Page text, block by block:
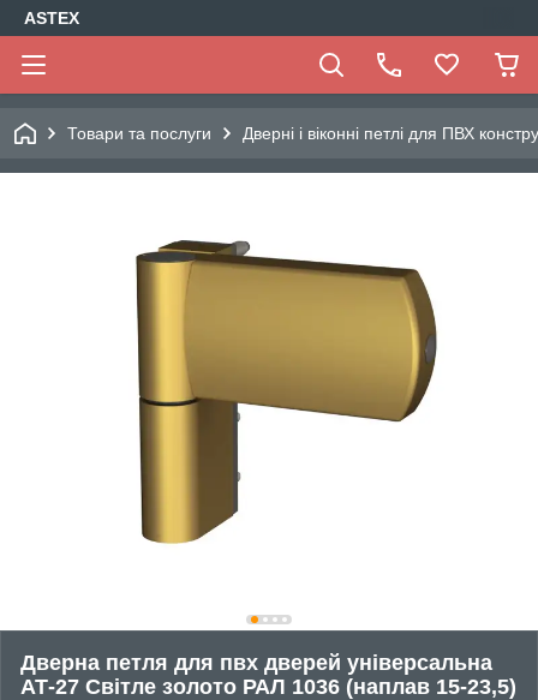
ASTEX
Товари та послуги Дверні і віконні петлі для ПВХ
Дверна петля для пвх дверей універсальна
АТ-27 Світле золото РАЛ 1036 (наплав 15-23,5)